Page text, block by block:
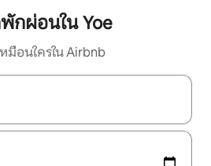
กผ่อนใน Yoe
อนใครใน Airbnb
สัมผัสหรือปัด เพื่อสำรวจผลการค้นหา